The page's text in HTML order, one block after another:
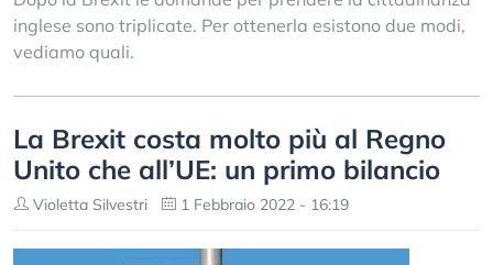
inglese sono triplicate. Per ottenerla esistono due modi,
vediamo quali.
La Brexit costa molto più al Regno
Unito che all’UE: un primo bilancio
Violetta Silvestri 1 Febbraio 2022 - 16:19